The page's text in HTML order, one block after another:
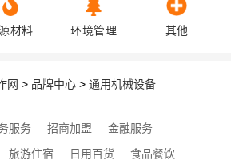
材料 环境管理 其他
网 > 品牌中心 > 通用机械设备
服务 招商加盟
金融服务
旅游住宿 日用百货
食品餐饮